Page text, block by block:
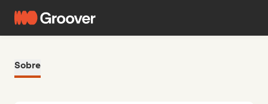
Sobre